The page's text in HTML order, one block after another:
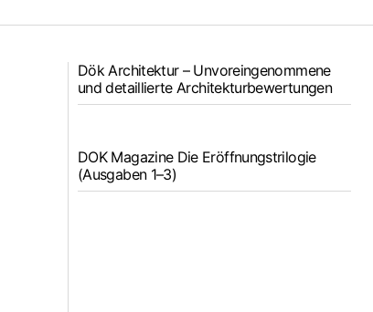
Dök Architektur – Unvoreingenommene
und detaillierte Architekturbewertungen
DOK Magazine Die Eröffnungstrilogie
(Ausgaben 1–3)